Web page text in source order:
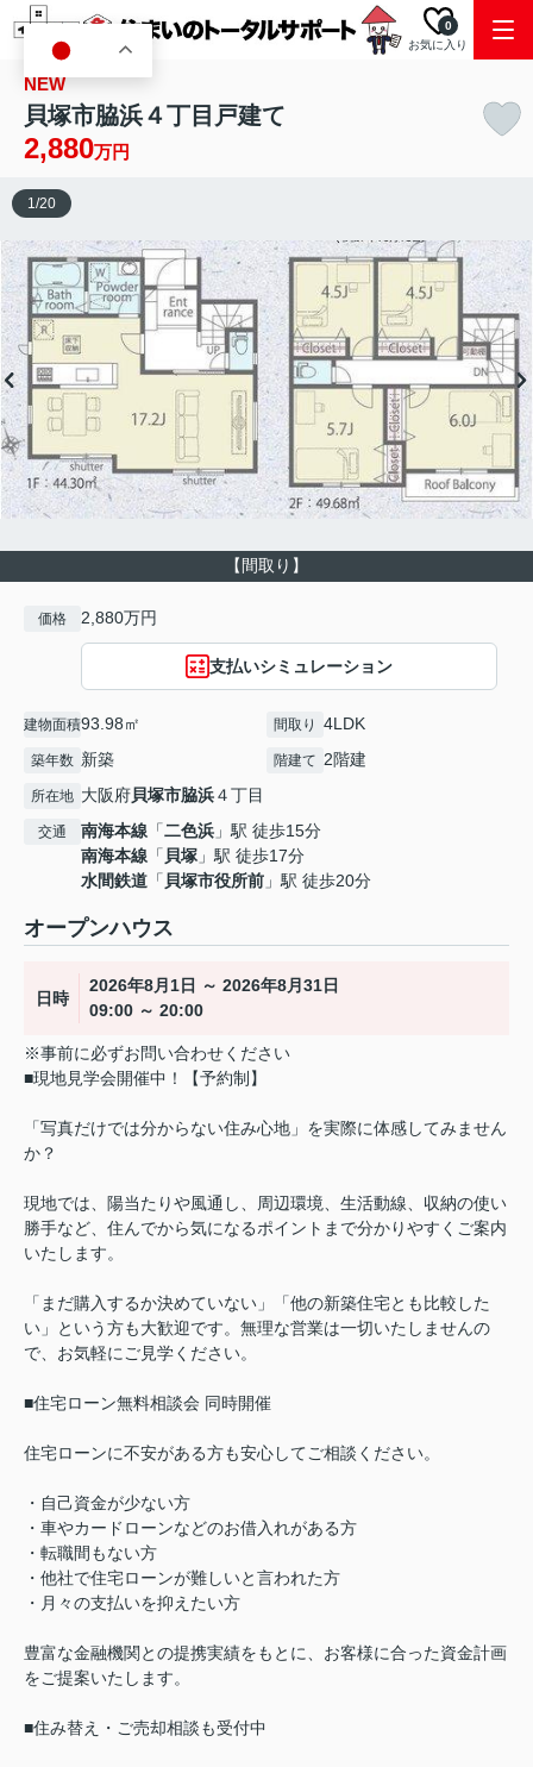
お気に入り
0
NEW
貝塚市脇浜４丁目戸建て
2,880万円
【間取り】
1/20
価格 2,880万円
支払いシミュレーション
建物面積93.98㎡ 間取り 4LDK
築年数 新築 階建て 2階建
所在地 大阪府貝塚市脇浜４丁目
交通 南海本線 「二色浜 」駅 徒歩15分
南海本線 「 貝塚 」駅 徒歩17分
水間鉄道 「 貝塚市役所前 」駅 徒歩20分
オープンハウス
日時
2026年8月1日 ～ 2026年8月31日
09:00 ～ 20:00
※事前に必ずお問い合わせください
■現地見学会開催中！【予約制】
「写真だけでは分からない住み心地」を実際に体感してみません
か？
現地では、陽当たりや風通し、周辺環境、生活動線、収納の使い
勝手など、住んでから気になるポイントまで分かりやすくご案内
いたします。
「まだ購入するか決めていない」「他の新築住宅とも比較した
い」という方も大歓迎です。無理な営業は一切いたしませんの
で、お気軽にご見学ください。
■住宅ローン無料相談会 同時開催
住宅ローンに不安がある方も安心してご相談ください。
・自己資金が少ない方
・車やカードローンなどのお借入れがある方
・転職間もない方
・他社で住宅ローンが難しいと言われた方
・月々の支払いを抑えたい方
豊富な金融機関との提携実績をもとに、お客様に合った資金計画
をご提案いたします。
■住み替え・ご売却相談も受付中